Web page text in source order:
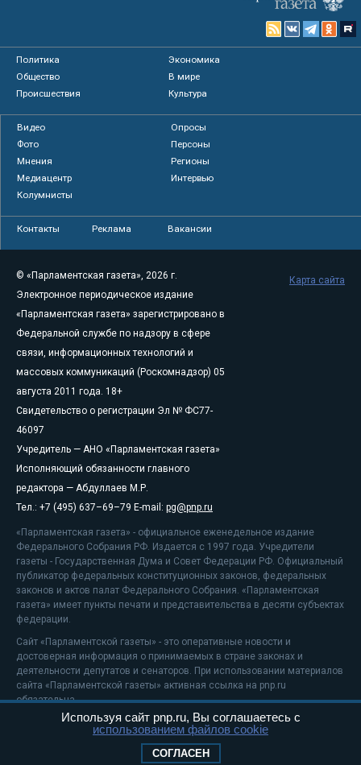
Политика
Экономика
Общество
В мире
Происшествия
Культура
Видео
Опросы
Фото
Персоны
Мнения
Регионы
Медиацентр
Интервью
Колумнисты
Контакты Реклама Вакансии
© «Парламентская газета», 2026 г.
Электронное периодическое издание
«Парламентская газета» зарегистрировано в
Федеральной службе по надзору в сфере
связи, информационных технологий и
массовых коммуникаций (Роскомнадзор) 05
августа 2011 года. 18+
Свидетельство о регистрации Эл № ФС77-
46097
Учредитель — АНО «Парламентская газета»
Исполняющий обязанности главного
редактора — Абдуллаев М.Р.
Тел.: +7 (495) 637–69–79 E-mail: pg@pnp.ru
«Парламентская газета» - официальное еженедельное издание
Федерального Собрания РФ. Издается с 1997 года. Учредители
газеты - Государственная Дума и Совет Федерации РФ. Официальный
публикатор федеральных конституционных законов, федеральных
законов и актов палат Федерального Собрания. «Парламентская
газета» имеет пункты печати и представительства в десяти субъектах
федерации.
Сайт «Парламентской газеты» - это оперативные новости и
достоверная информация о принимаемых в стране законах и
деятельности депутатов и сенаторов. При использовании материалов
сайта «Парламентской газеты» активная ссылка на pnp.ru
обязательна.
На информационном ресурсе применяютсярекомендательные
Положение о защите персональных данных
Карта сайта
Используя сайт pnp.ru, Вы соглашаетесь с
использованием файлов cookie
СОГЛАСЕН